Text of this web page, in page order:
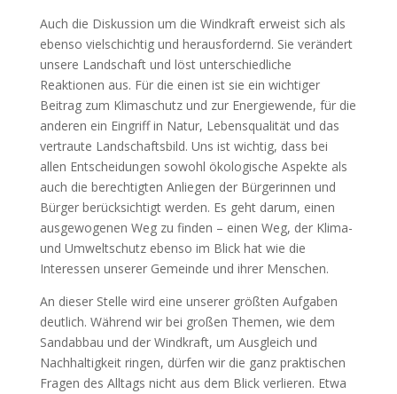
Auch die Diskussion um die Windkraft erweist sich als
ebenso vielschichtig und herausfordernd. Sie verändert
unsere Landschaft und löst unterschiedliche
Reaktionen aus. Für die einen ist sie ein wichtiger
Beitrag zum Klimaschutz und zur Energiewende, für die
anderen ein Eingriff in Natur, Lebensqualität und das
vertraute Landschaftsbild. Uns ist wichtig, dass bei
allen Entscheidungen sowohl ökologische Aspekte als
auch die berechtigten Anliegen der Bürgerinnen und
Bürger berücksichtigt werden. Es geht darum, einen
ausgewogenen Weg zu finden – einen Weg, der Klima-
und Umweltschutz ebenso im Blick hat wie die
Interessen unserer Gemeinde und ihrer Menschen.
An dieser Stelle wird eine unserer größten Aufgaben
deutlich. Während wir bei großen Themen, wie dem
Sandabbau und der Windkraft, um Ausgleich und
Nachhaltigkeit ringen, dürfen wir die ganz praktischen
Fragen des Alltags nicht aus dem Blick verlieren. Etwa